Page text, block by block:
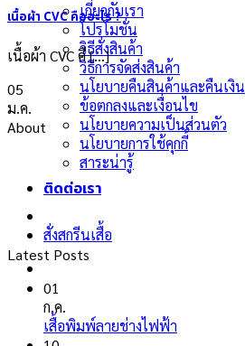
เกี่ยวกับเรา
โปรโมชั่น
วิธีสั่งสินค้า
วิธีการจัดส่งสินค้า
นโยบายคืนสินค้าและคืนเงิน
ข้อตกลงและเงื่อนไข
นโยบายความเป็นส่วนตัว
นโยบายการใช้คุกกี้
สาระน่ารู้
ติดต่อเรา
สั่งสกรีนเสื้อ
เนื้อผ้า CVC คืออะไร ?
เนื้อผ้า CVC คื [...]
05
ม.ค.
About
Latest Posts
01
ก.ค.
เสื้อพิมพ์ลายช่างไฟฟ้า